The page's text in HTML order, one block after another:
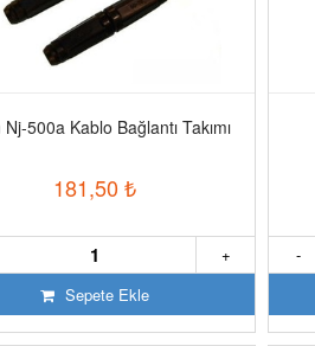
500a Kablo Bağlantı Takımı
181,50 ₺
+
Sepete Ekle
-